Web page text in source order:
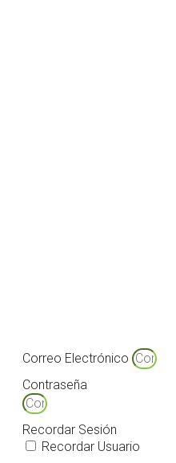
Correo Electrónico
Contraseña
Recordar Sesión
Recordar Usuario